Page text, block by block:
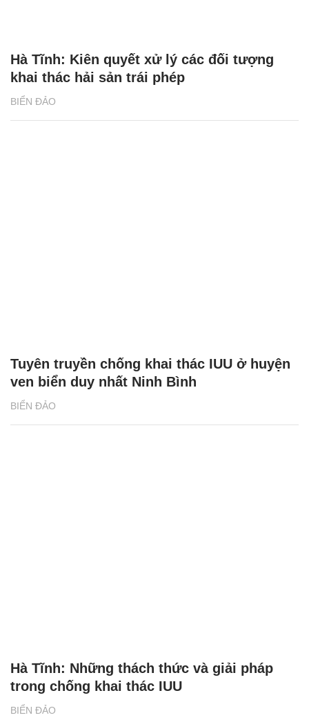
BIỂN ĐẢO
Hà Tĩnh: Kiên quyết xử lý các đối tượng
khai thác hải sản trái phép
BIỂN ĐẢO
Tuyên truyền chống khai thác IUU ở huyện
ven biển duy nhất Ninh Bình
BIỂN ĐẢO
Hà Tĩnh: Những thách thức và giải pháp
trong chống khai thác IUU